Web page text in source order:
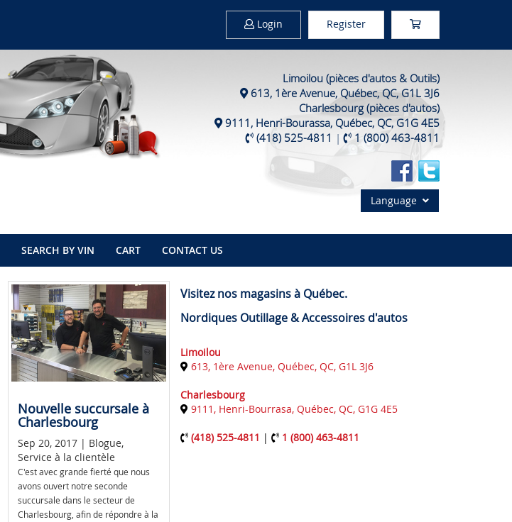
Login Register
Limoilou (pièces d'autos & Outils)
613, 1ère Avenue, Québec, QC, G1L 3J6
Charlesbourg (pièces d'autos)
9111, Henri-Bourassa, Québec, QC, G1G 4E5
(418) 525-4811 | 1 (800) 463-4811
Language
SEARCH BY VIN CART CONTACT US
Nouvelle succursale à
Charlesbourg
Sep 20, 2017 | Blogue,
Service à la clientèle
C'est avec grande fierté que nous
avons ouvert notre seconde
succursale dans le secteur de
Charlesbourg, afin de répondre à la
Visitez nos magasins à Québec.
Nordiques Outillage & Accessoires d'autos
Limoilou
613, 1ère Avenue, Québec, QC, G1L 3J6
Charlesbourg
9111, Henri-Bourrasa, Québec, QC, G1G 4E5
(418) 525-4811 | 1 (800) 463-4811